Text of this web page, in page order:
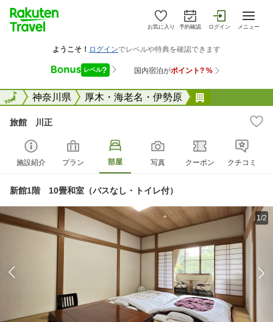
お気に入り 予約確認 ログイン メニュー
全国神奈川県 厚木・海老名・伊勢原
全国
旅館 川正
施設紹介 プラン 部屋 写真 クーポン クチコミ
新館1階 10畳和室（バスなし・トイレ付）
1/2